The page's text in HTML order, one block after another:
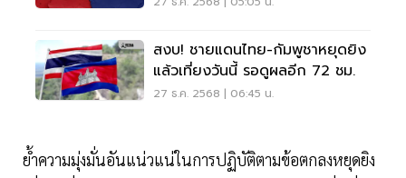
สงบ! ชายแดนไทย-กัมพูชาหยุดยิง
แล้วเที่ยงวันนี้ รอดูผลอีก 72 ชม.
27 ธ.ค. 2568 | 06:45 น.
ย้ำความมุ่งมั่นอันแน่วแน่ในการปฏิบัติตามข้อตกลงหยุดยิง